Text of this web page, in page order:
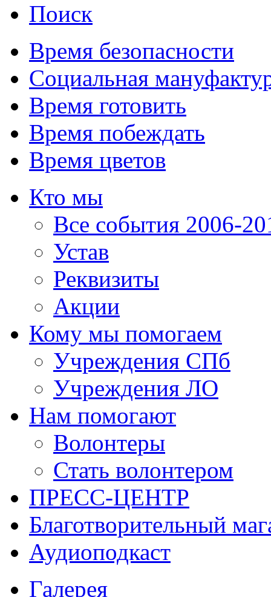
Поиск
Время безопасности
Социальная
Время готовить
Время побеждать
Время цветов
Кто мы
Все события 2006-
Устав
Реквизиты
Акции
Кому мы помогаем
Учреждения СПб
Учреждения ЛО
Нам помогают
Волонтеры
Стать волонтером
ПРЕСС-ЦЕНТР
Благотворительный
Аудиоподкаст
Галерея